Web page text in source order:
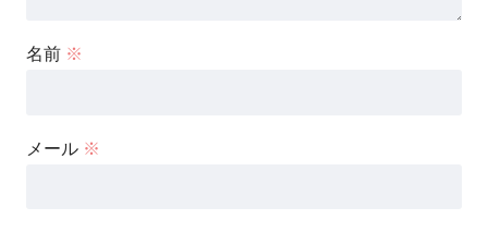
名前 ※
メール ※